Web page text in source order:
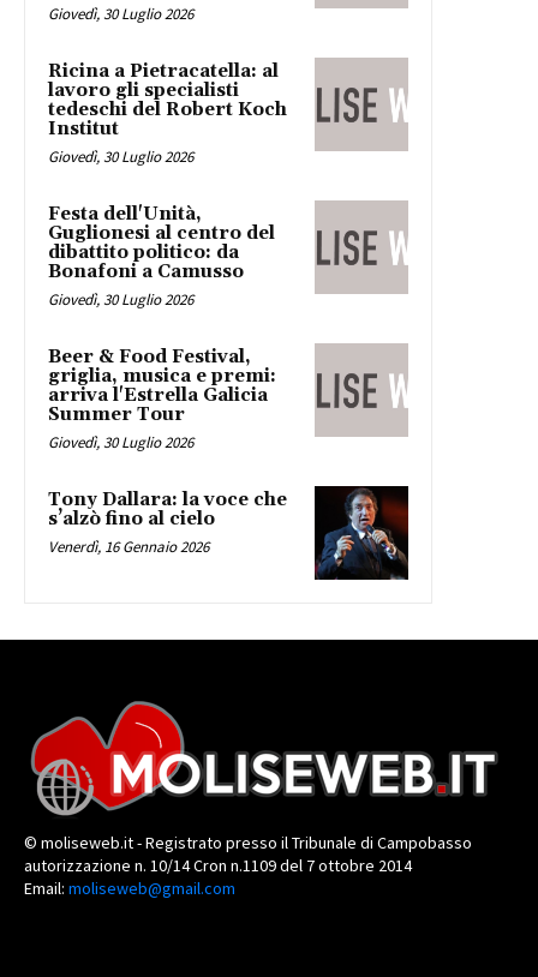
Giovedì, 30 Luglio 2026
Ricina a Pietracatella: al
lavoro gli specialisti
tedeschi del Robert Koch
Institut
Giovedì, 30 Luglio 2026
Festa dell'Unità,
Guglionesi al centro del
dibattito politico: da
Bonafoni a Camusso
Giovedì, 30 Luglio 2026
Beer & Food Festival,
griglia, musica e premi:
arriva l'Estrella Galicia
Summer Tour
Giovedì, 30 Luglio 2026
Tony Dallara: la voce che
s’alzò fino al cielo
Venerdì, 16 Gennaio 2026
© moliseweb.it - Registrato presso il Tribunale di Campobasso
autorizzazione n. 10/14 Cron n.1109 del 7 ottobre 2014
Email: moliseweb@gmail.com